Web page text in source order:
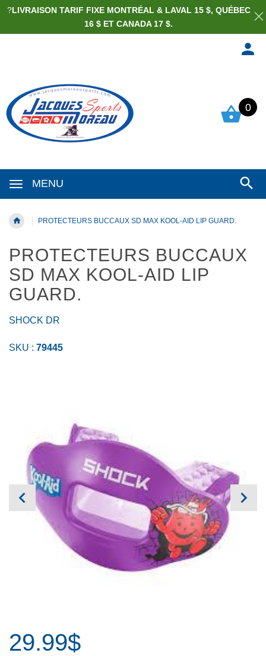
MENU
0
PROTECTEURS BUCCAUX SD MAX KOOL-AID LIP GUARD.
PROTECTEURS BUCCAUX
SD MAX KOOL-AID LIP
GUARD.
SHOCK DR
SKU : 79445
29.99$
?LIVRAISON TARIF FIXE MONTRÉAL & LAVAL 15 $, QUÉBEC
16 $ ET CANADA 17 $.